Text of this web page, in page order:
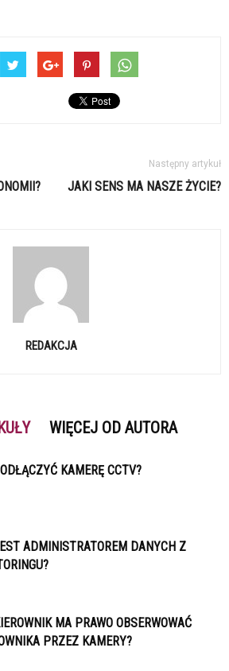
Następny artykuł
JAKI SENS MA NASZE ŻYCIE?
REDAKCJA
WIĘCEJ OD AUTORA
KAMERĘ CCTV?
ADMINISTRATOREM DANYCH Z
MA PRAWO OBSERWOWAĆ
PRZEZ KAMERY?